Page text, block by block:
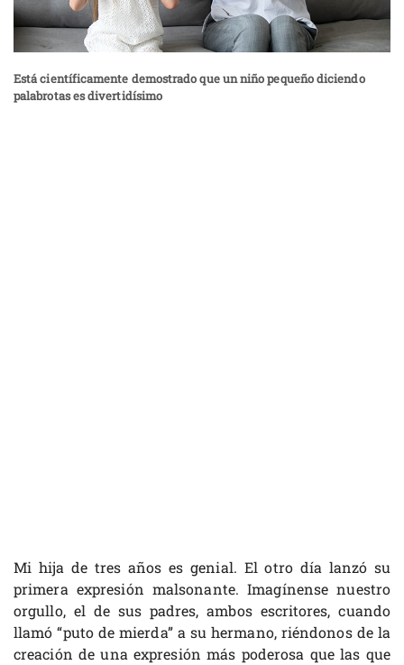
Está científicamente demostrado que un niño pequeño diciendo
palabrotas es divertidísimo
Mi hija de tres años es genial. El otro día lanzó su
primera expresión malsonante. Imagínense nuestro
orgullo, el de sus padres, ambos escritores, cuando
llamó “puto de mierda” a su hermano, riéndonos de la
creación de una expresión más poderosa que las que